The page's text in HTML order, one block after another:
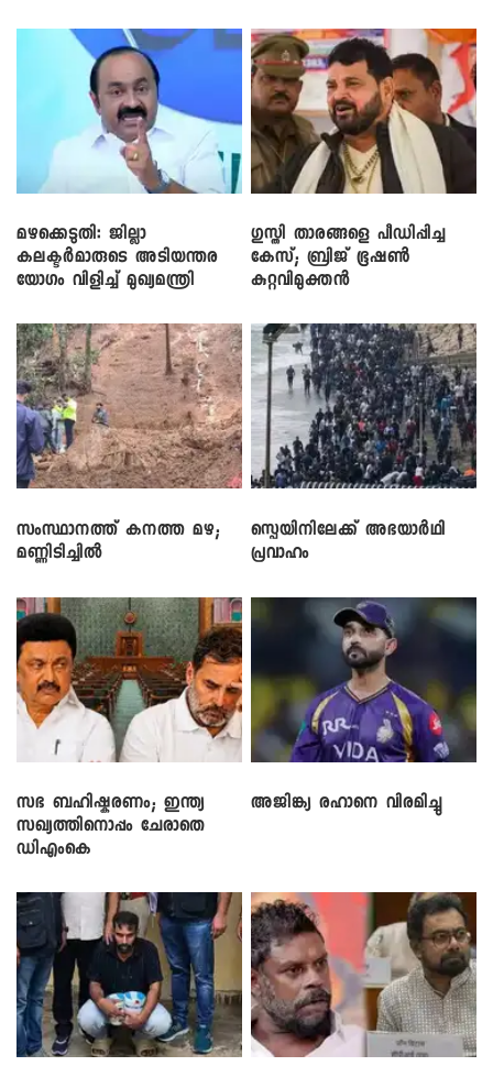
മഴക്കെടുതി: ജില്ലാ
കലക്ടർമാരുടെ അടിയന്തര
യോഗം വിളിച്ച് മുഖ്യമന്ത്രി
​ഗുസ്തി താരങ്ങളെ പീഡിപ്പിച്ച
കേസ്; ബ്രിജ് ഭൂഷൺ
കുറ്റവിമുക്തൻ
സംസ്ഥാനത്ത് കനത്ത മഴ;
മണ്ണിടിച്ചിൽ
സ്പെയിനിലേക്ക് അഭയാർഥി
പ്രവാഹം
സഭ ബഹിഷ്കരണം; ഇന്ത്യ
സഖ്യത്തിനൊപ്പം ചേരാതെ
ഡിഎംകെ
അജിങ്ക്യ രഹാനെ വിരമിച്ചു